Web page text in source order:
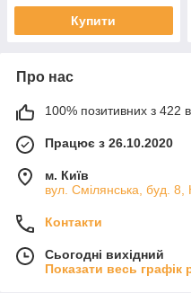
Купити
Про нас
100% позитивних з 422
Працює з 26.10.2020
м. Київ
вул. Смілянська, буд. 8,
Контакти
Сьогодні вихідний
Показати весь графік